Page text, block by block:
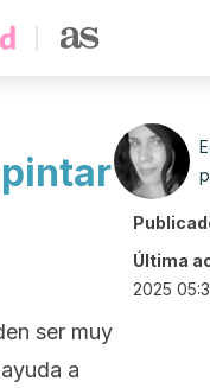
ser muy
a
Última
2025